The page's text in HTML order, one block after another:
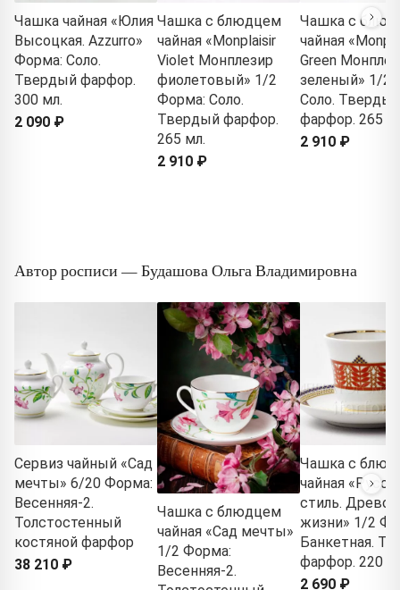
Чашка чайная «Юлия
Высоцкая. Azzurro»
Форма: Соло.
Твердый фарфор.
300 мл.
2 090 ₽
Чашка с блюдцем
чайная «Monplaisir
Violet Монплезир
фиолетовый» 1/2
Форма: Соло.
Твердый фарфор.
265 мл.
2 910 ₽
Чашка с
чайная
Green
зеленый» 1/2
Соло. Твердый
фарфор. 265
2 910 ₽
Автор росписи — Будашова Ольга Владимировна
Сервиз чайный «Сад
мечты» 6/20 Форма:
Весенняя-2.
Толстостенный
костяной фарфор
38 210 ₽
Чашка с блюдцем
чайная «Сад мечты»
1/2 Форма:
Весенняя-2.
Чашка с
чайная
стиль. Древо
жизни» 1/2
Банкетная.
фарфор. 220
2 690 ₽